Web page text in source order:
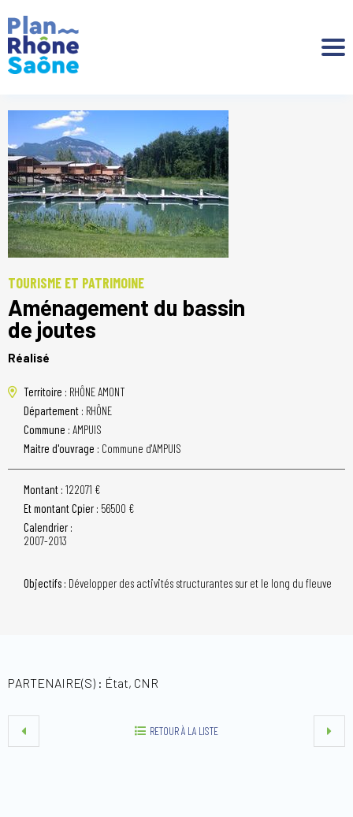
TOURISME ET PATRIMOINE
Aménagement du bassin
de joutes
Réalisé
Territoire : RHÔNE AMONT
Département : RHÔNE
Commune : AMPUIS
Maitre d'ouvrage : Commune d'AMPUIS
Montant : 122071 €
Et montant Cpier : 56500 €
Calendrier :
2007-2013
Objectifs : Développer des activités structurantes sur et le long du fleuve
PARTENAIRE(S) : État, CNR
RETOUR À LA LISTE